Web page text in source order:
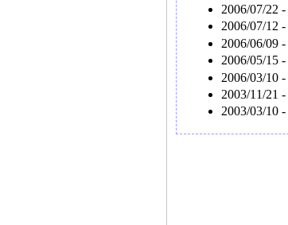
2006/07/22 -
2006/07/12 -
2006/06/09 -
2006/05/15 -
2006/03/10 -
2003/11/21 -
2003/03/10 -